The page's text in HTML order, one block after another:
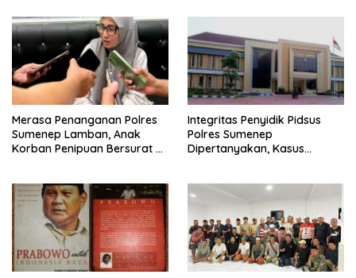
Merasa Penanganan Polres
Sumenep Lamban, Anak
Korban Penipuan Bersurat ke
Integritas Penyidik Pidsus
Polres Sumenep
Dipertanyakan, Kasus
Kepastian